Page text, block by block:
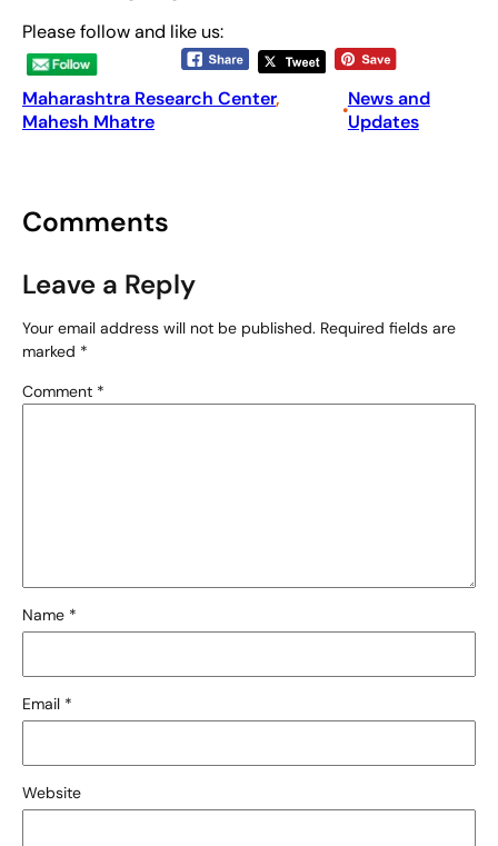
Please follow and like us:
Maharashtra Research Center
Mahesh Mhatre
•News and
Updates
Comments
Leave a Reply
Your email address will not be published. Required fields are
marked *
Comment *
Name *
Email *
Website